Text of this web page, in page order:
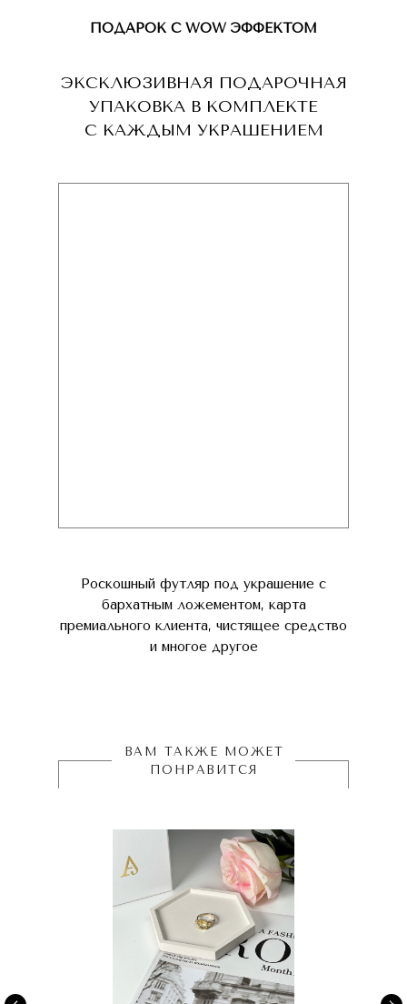
ЭКСКЛЮЗИВНАЯ ПОДАРОЧНАЯ
УПАКОВКА В КОМПЛЕКТЕ
С КАЖДЫМ УКРАШЕНИЕМ
Роскошный футляр под украшение с
бархатным ложементом, карта
премиального клиента, чистящее средство
и многое другое
ПОДАРОК С WOW ЭФФЕКТОМ
ВАМ ТАКЖЕ МОЖЕТ
ПОНРАВИТСЯ